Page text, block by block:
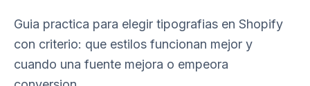
Guia practica para elegir tipografias en Shopify
con criterio: que estilos funcionan mejor y
cuando una fuente mejora o empeora